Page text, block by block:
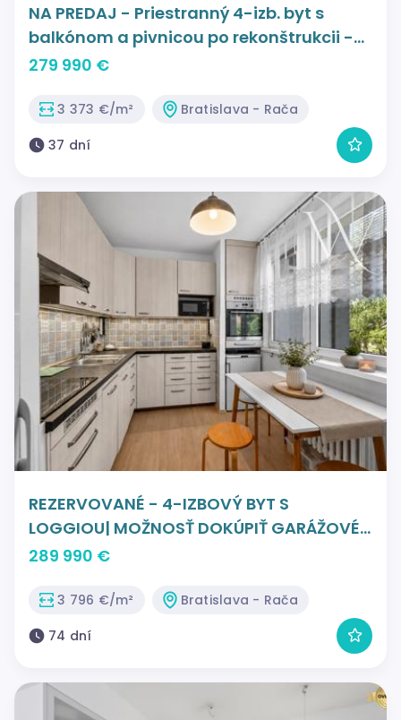
NA PREDAJ - Priestranný 4-izb. byt s
balkónom a pivnicou po rekonštrukcii -
ul. Na pasekách, Rača
279 990 €
3 373 €/m²
Bratislava - Rača
37 dní
REZERVOVANÉ - 4-IZBOVÝ BYT S
LOGGIOU| MOŽNOSŤ DOKÚPIŤ GARÁŽOVÉ
STÁTIE
289 990 €
3 796 €/m²
Bratislava - Rača
74 dní